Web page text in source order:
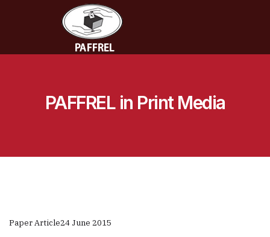
PAFFREL in Print Media
Paper Article24 June 2015